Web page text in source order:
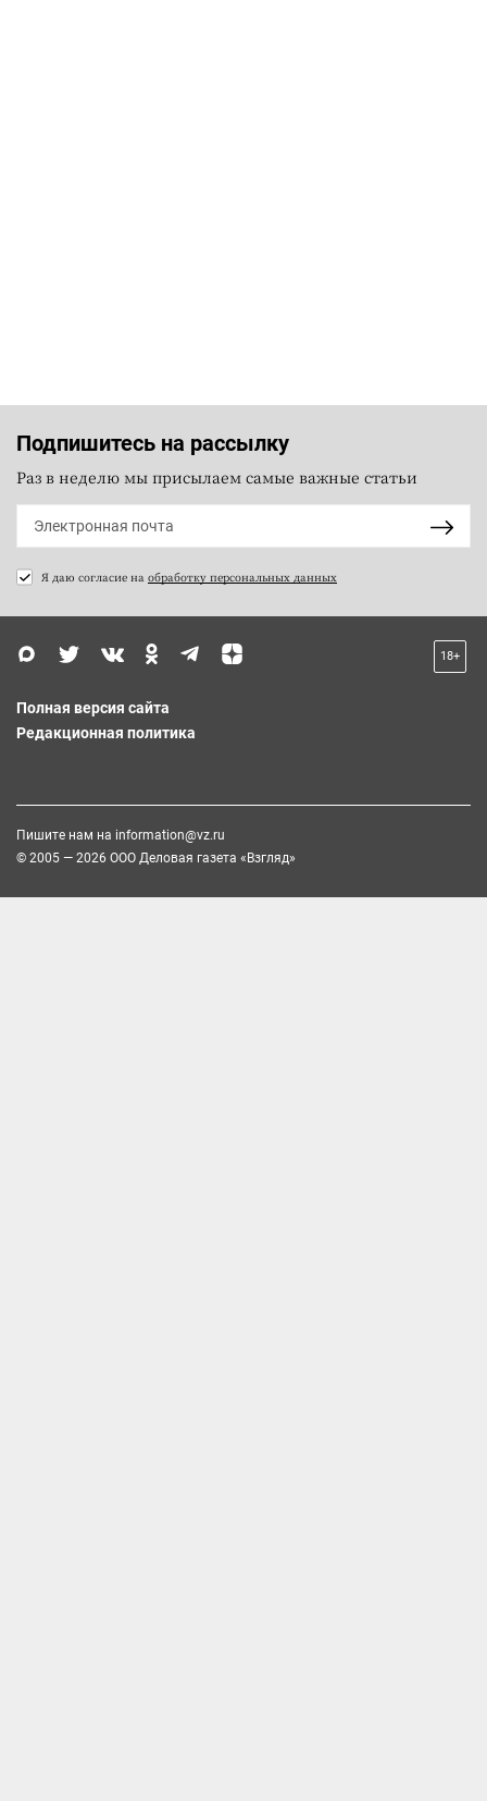
Подпишитесь на рассылку
Раз в неделю мы присылаем самые важные статьи
Я даю согласие на обработку персональных данных
18+
Полная версия сайта
Редакционная политика
Пишите нам на information@vz.ru
© 2005 — 2026 ООО Деловая газета «Взгляд»